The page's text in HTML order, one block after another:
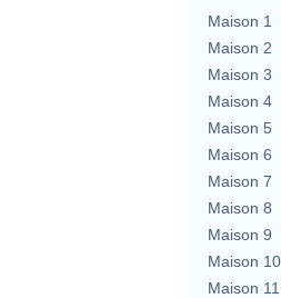
Maison 1
Maison 2
Maison 3
Maison 4
Maison 5
Maison 6
Maison 7
Maison 8
Maison 9
Maison 10
Maison 11